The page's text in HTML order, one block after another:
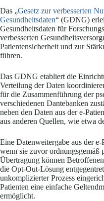
Das „Gesetz zur verbesserten
Gesundheitsdaten“ (GDNG)
Gesundheitsdaten für
verbesserten
Patientensicherheit und zur
führen.
Das GDNG etabliert die
Verteilung der Daten
für die Zusammenführung der
verschiedenen Dantebanken
neben den Daten aus der e-
aus anderen Quellen, wie etwa
Eine Datenweitergabe aus der e-
wenn sie zuvor ordnungsgemäß
Übertragung können
die Opt-Out-Lösung
unkomplizierter Prozess
Patienten eine einfache
ermöglicht.